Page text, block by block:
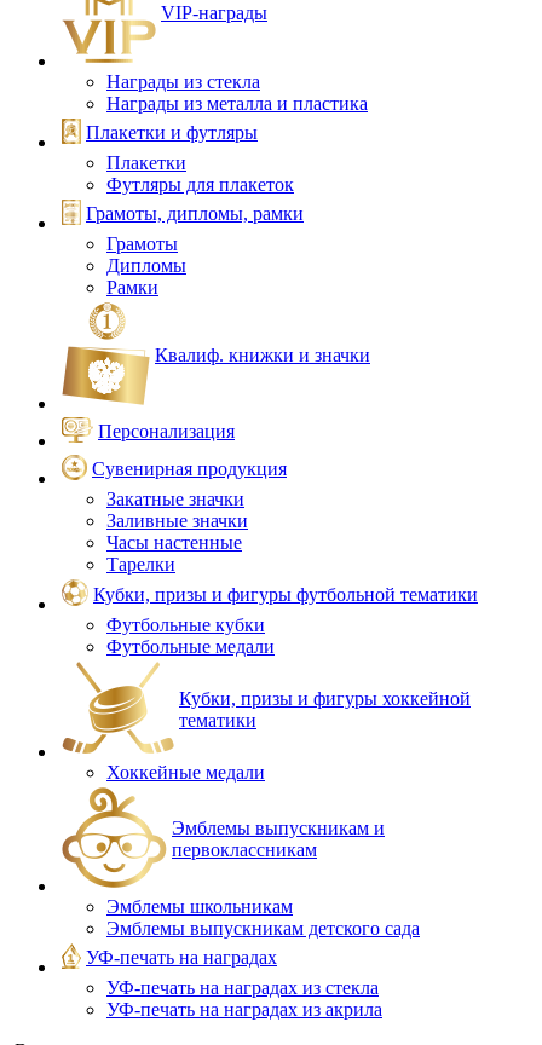
VIP‑награды
Награды из стекла
Награды из металла и пластика
Плакетки и футляры
Плакетки
Футляры для плакеток
Грамоты, дипломы, рамки
Грамоты
Дипломы
Рамки
Квалиф. книжки и значки
Персонализация
Сувенирная продукция
Закатные значки
Заливные значки
Часы настенные
Тарелки
Кубки, призы и фигуры футбольной тематики
Футбольные кубки
Футбольные медали
Кубки, призы и фигуры хоккейной
тематики
Хоккейные медали
Эмблемы выпускникам и
первоклассникам
Эмблемы школьникам
Эмблемы выпускникам детского сада
УФ-печать на наградах
УФ‑печать на наградах из стекла
УФ-печать на наградах из акрила